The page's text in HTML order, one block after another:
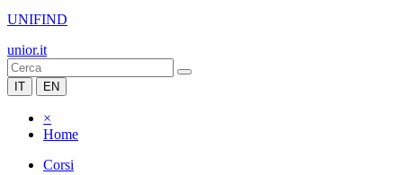
UNIFIND
unior.it
IT EN
×
Home
Corsi